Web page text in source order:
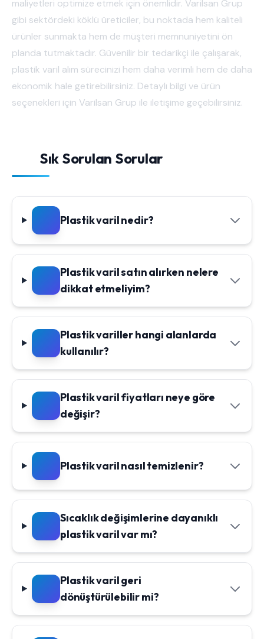
maliyetleri optimize etmek için önemlidir. Varilsan Grup
gibi sektördeki köklü üreticiler, bu noktada hem kaliteli
ürünler sunmakta hem de müşteri memnuniyetini ön
planda tutmaktadır. Güvenilir bir tedarikçi ile çalışarak,
plastik varil alım sürecinizi hem daha verimli hem de daha
ekonomik hale getirebilirsiniz. Detaylı bilgi ve ürün
seçenekleri için Varilsan Grup ile iletişime geçebilirsiniz.
Sık Sorulan Sorular
Plastik varil nedir?
Plastik varil satın alırken nelere
dikkat etmeliyim?
Plastik variller hangi alanlarda
kullanılır?
Plastik varil fiyatları neye göre
değişir?
Plastik varil nasıl temizlenir?
Sıcaklık değişimlerine dayanıklı
plastik varil var mı?
Plastik varil geri
dönüştürülebilir mi?